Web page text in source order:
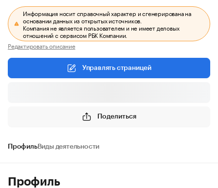
Информация носит справочный характер и сгенерирована на
основании данных из открытых источников.
Компания не является пользователем и не имеет деловых
отношений с сервисом РБК Компании.
Редактировать описание
Управлять страницей
Поделиться
ПрофильВиды деятельности
Профиль